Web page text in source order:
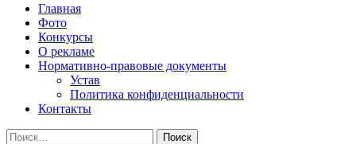
Народная трибуна
Калининская районная газета
Главная
Фото
Конкурсы
О рекламе
Нормативно-правовые документы
Устав
Политика конфиденциальности
Контакты
Найти: